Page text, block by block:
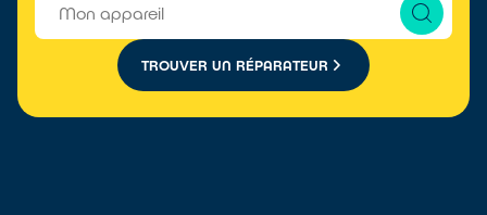
TROUVER UN RÉPARATEUR